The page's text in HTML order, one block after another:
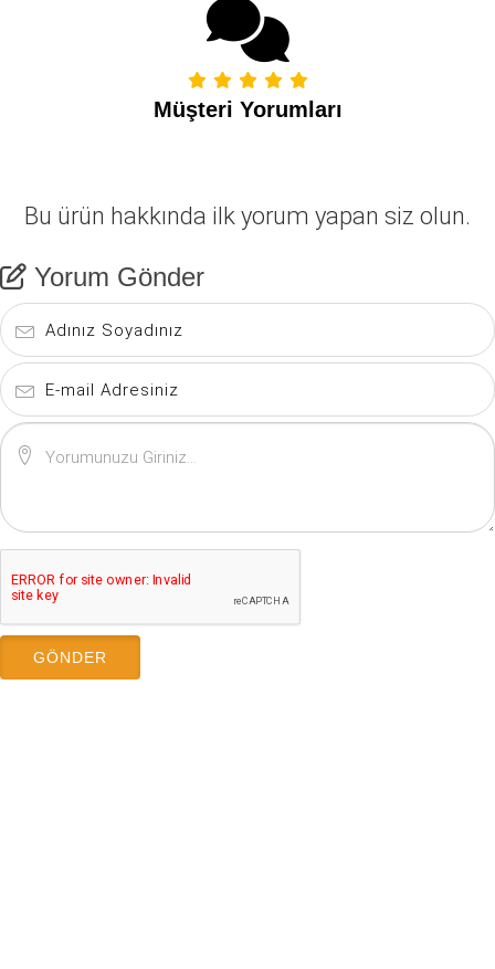
Müşteri Yorumları
Bu ürün hakkında ilk yorum yapan siz olun.
Yorum Gönder